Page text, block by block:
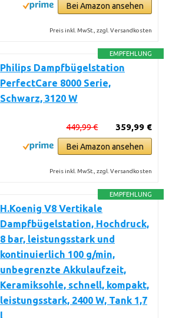
Bei Amazon ansehen
Preis inkl. MwSt., zzgl. Versandkosten
EMPFEHLUNG
Philips Dampfbügelstation
PerfectCare 8000 Serie,
Schwarz, 3120 W
359,99 €
449,99 €
Bei Amazon ansehen
Preis inkl. MwSt., zzgl. Versandkosten
EMPFEHLUNG
H.Koenig V8 Vertikale
Dampfbügelstation, Hochdruck,
8 bar, leistungsstark und
kontinuierlich 100 g/min,
unbegrenzte Akkulaufzeit,
Keramiksohle, schnell, kompakt,
leistungsstark, 2400 W, Tank 1,7
l